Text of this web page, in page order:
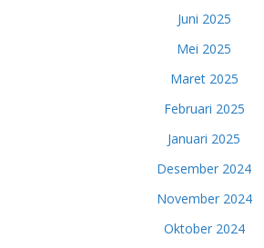
Juni 2025
Mei 2025
Maret 2025
Februari 2025
Januari 2025
Desember 2024
November 2024
Oktober 2024